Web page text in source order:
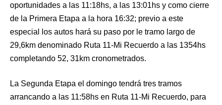
oportunidades a las 11:18hs, a las 13:01hs y como cierre
de la Primera Etapa a la hora 16:32; previo a este
especial los autos hará su paso por le tramo largo de
29,6km denominado Ruta 11-Mi Recuerdo a las 1354hs
completando 52, 31km cronometrados.
La Segunda Etapa el domingo tendrá tres tramos
arrancando a las 11:58hs en Ruta 11-Mi Recuerdo, para